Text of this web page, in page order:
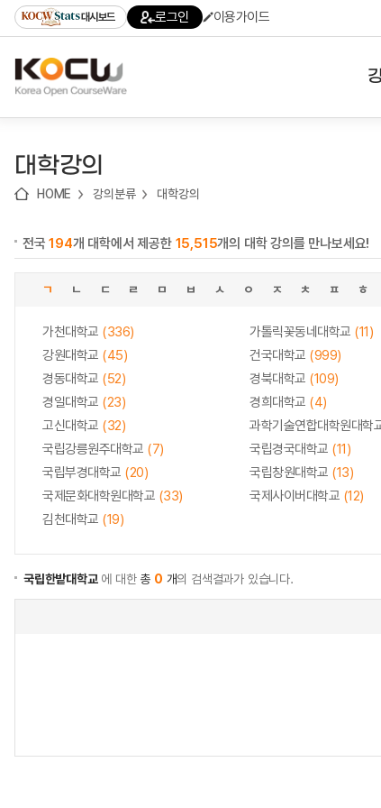
기
기
기
content)
가
대시보드 로그인 이용가이드
대학강의
HOME 강의분류 대학강의
전국194개 대학에서 제공한 15,515개의 대학 강의를 만나보세요!
ㄱ ㄴ ㄷ ㄹ ㅁ ㅂ ㅅ ㅇ ㅈ ㅊ ㅍ ㅎ
가천대학교 (336) 가톨릭꽃동네대학교 (11)
강원대학교 (45) 건국대학교 (999)
경동대학교 (52) 경북대학교 (109)
경일대학교 (23) 경희대학교 (4)
고신대학교 (32) 과학기술연합대학원대학
국립강릉원주대학교 (7) 국립경국대학교 (11)
국립부경대학교 (20) 국립창원대학교 (13)
국제문화대학원대학교 (33) 국제사이버대학교 (12)
김천대학교 (19)
국립한밭대학교에 대한총 0 개의 검색결과가 있습니다.